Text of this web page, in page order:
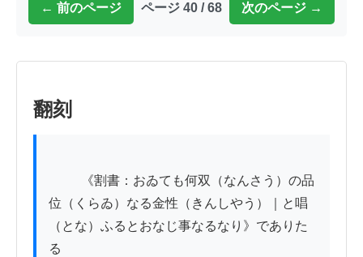
← 前のページ ページ 40 / 68 次のページ →
翻刻
位（くらゐ）なる金性（きんしやう）｜と唱
（とな）ふるとおなじ事なるなり》でありた
る